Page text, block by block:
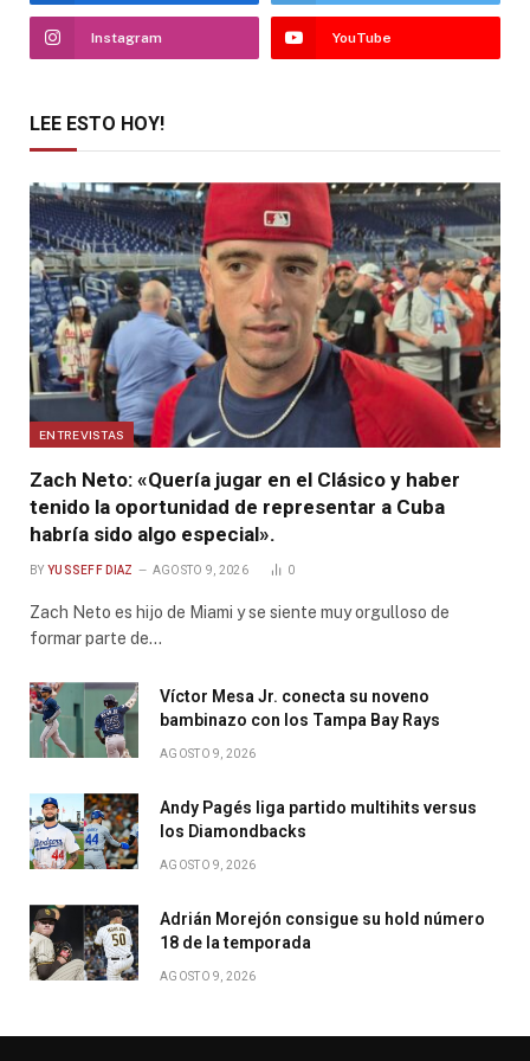
Instagram YouTube
LEE ESTO HOY!
ENTREVISTAS
Zach Neto: «Quería jugar en el Clásico y haber
tenido la oportunidad de representar a Cuba
habría sido algo especial».
BY YUSSEFF DIAZ AGOSTO 9, 2026 0
Zach Neto es hijo de Miami y se siente muy orgulloso de
formar parte de…
Víctor Mesa Jr. conecta su noveno
bambinazo con los Tampa Bay Rays
AGOSTO 9, 2026
Andy Pagés liga partido multihits versus
los Diamondbacks
AGOSTO 9, 2026
Adrián Morejón consigue su hold número
18 de la temporada
AGOSTO 9, 2026